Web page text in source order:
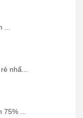
...
nhấ...
75% ...